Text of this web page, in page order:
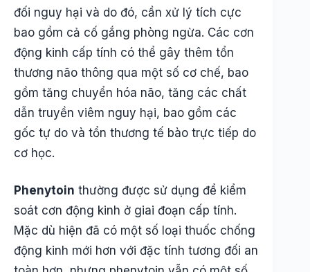
đối nguy hại và do đó, cần xử lý tích cực
bao gồm cả cố gắng phòng ngừa. Các cơn
động kinh cấp tính có thể gây thêm tổn
thương não thông qua một số cơ chế, bao
gồm tăng chuyển hóa não, tăng các chất
dẫn truyền viêm nguy hại, bao gồm các
gốc tự do và tổn thương tế bào trực tiếp do
cơ học.
Phenytoin thường được sử dụng để kiểm
soát cơn động kinh ở giai đoạn cấp tính.
Mặc dù hiện đã có một số loại thuốc chống
động kinh mới hơn với đặc tính tương đối an